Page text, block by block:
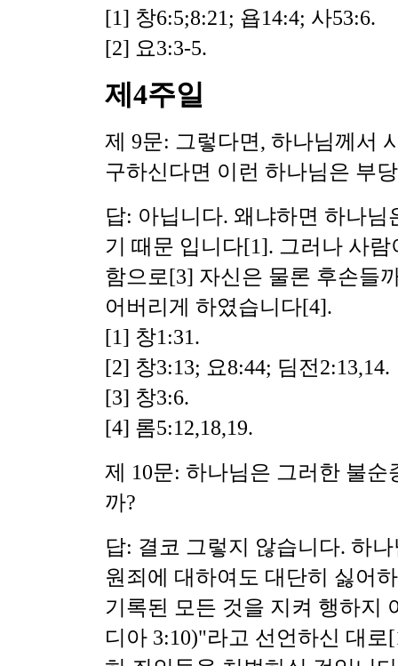
[1] 창6:5;8:21; 욥14:4; 사53:6.
[2] 요3:3-5.
제4주일
제 9문: 그렇다면, 하나님께서
구하신다면 이런 하나님은 부
답: 아닙니다. 왜냐하면 하나
기 때문 입니다[1]. 그러나 사
함으로[3] 자신은 물론 후손들
어버리게 하였습니다[4].
[1] 창1:31.
[2] 창3:13; 요8:44; 딤전2:13,14.
[3] 창3:6.
[4] 롬5:12,18,19.
제 10문: 하나님은 그러한 불
까?
답: 결코 그렇지 않습니다. 하
원죄에 대하여도 대단히 싫어
기록된 모든 것을 지켜 행하지
디아 3:10)"라고 선언하신 대로